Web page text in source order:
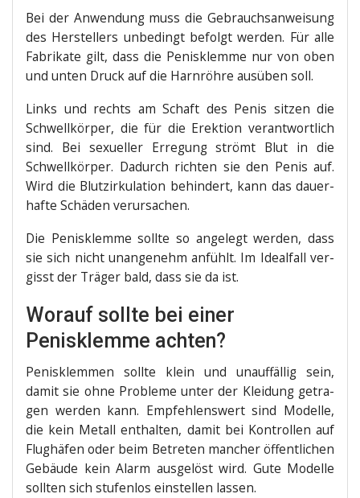
Bei der Anwen­dung muss die Gebrauchs­an­wei­sung
des Her­stel­lers unbe­dingt befolgt wer­den. Für alle
Fabri­ka­te gilt, dass die Penis­klem­me nur von oben
und unten Druck auf die Harn­röh­re aus­üben soll.
Links und rechts am Schaft des Penis sit­zen die
Schwell­kör­per, die für die Erek­ti­on ver­ant­wort­lich
sind. Bei sexu­el­ler Erre­gung strömt Blut in die
Schwell­kör­per. Dadurch rich­ten sie den Penis auf.
Wird die Blut­zir­ku­la­ti­on behin­dert, kann das dau­er­
haf­te Schä­den verursachen.
Die Penis­klem­me soll­te so ange­legt wer­den, dass
sie sich nicht unan­ge­nehm anfühlt. Im Ide­al­fall ver­
gisst der Trä­ger bald, dass sie da ist.
Worauf sollte bei einer
Penisklemme achten?
Penis­klem­men soll­te klein und unauf­fäl­lig sein,
damit sie ohne Pro­ble­me unter der Klei­dung getra­
gen wer­den kann. Emp­feh­lens­wert sind Model­le,
die kein Metall ent­hal­ten, damit bei Kon­trol­len auf
Flug­hä­fen oder beim Betre­ten man­cher öffent­li­chen
Gebäu­de kein Alarm aus­ge­löst wird. Gute Model­le
soll­ten sich stu­fen­los ein­stel­len lassen.